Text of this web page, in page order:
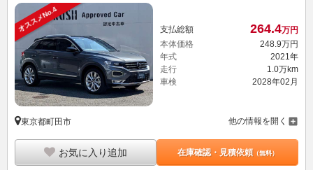
オススメNo.4 支払総額 264.4万円
本体価格
248. 9万円
年式
2021年
走行
1.0万km
車検
2028年02月
東京都町田市 他の情報を開く
お気に入り追加 在庫確認・見積依頼（無料）